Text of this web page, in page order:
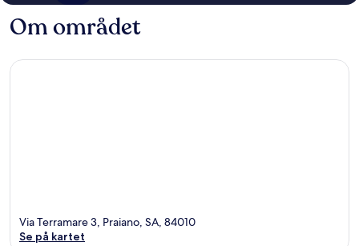
Om området
Via Terramare 3, Praiano, SA, 84010
Se på kartet